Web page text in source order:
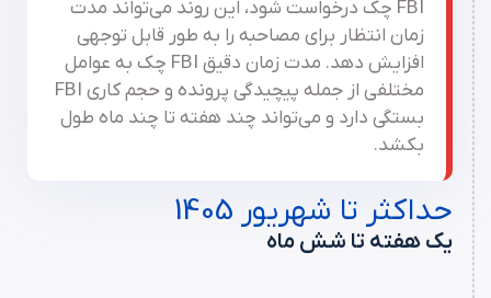
FBI چک درخواست شود، این روند می‌تواند مدت
زمان انتظار برای مصاحبه را به طور قابل توجهی
افزایش دهد. مدت زمان دقیق FBI چک به عوامل
مختلفی از جمله پیچیدگی پرونده و حجم کاری FBI
بستگی دارد و می‌تواند چند هفته تا چند ماه طول
بکشد.
حداکثر تا شهریور 1405
یک هفته تا شش ماه